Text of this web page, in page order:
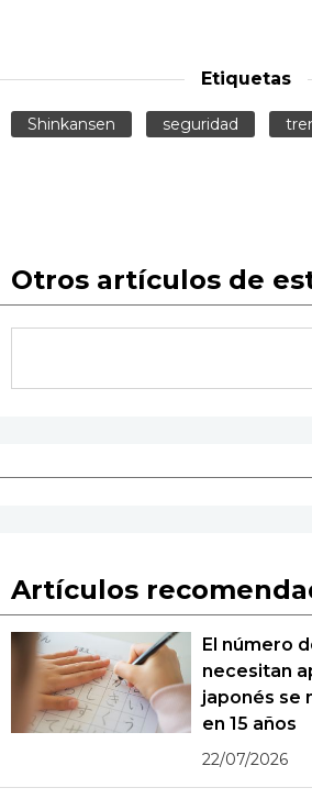
Etiquetas
Shinkansen seguridad
Otros artículos de
Artículos
El número
necesitan
japonés se
en 15 años
22/07/2026